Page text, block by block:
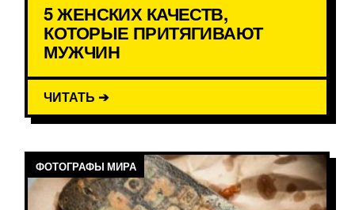
5 ЖЕНСКИХ КАЧЕСТВ,
КОТОРЫЕ ПРИТЯГИВАЮТ
МУЖЧИН
ЧИТАТЬ ➔
ФОТОГРАФЫ МИРА